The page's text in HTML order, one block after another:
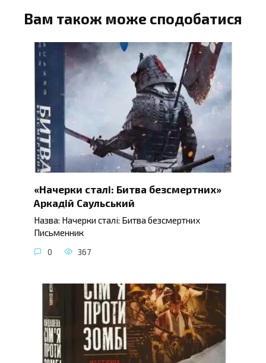
Вам також може сподобатися
«Начерки сталі: Битва безсмертних»
Аркадій Саульський
Назва: Начерки сталі: Битва безсмертних
Письменник
0 367